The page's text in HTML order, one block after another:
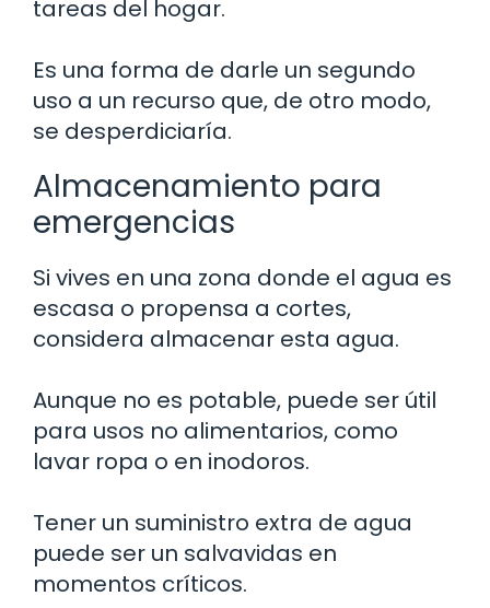
tareas del hogar.
Es una forma de darle un segundo
uso a un recurso que, de otro modo,
se desperdiciaría.
Almacenamiento para
emergencias
Si vives en una zona donde el agua es
escasa o propensa a cortes,
considera almacenar esta agua.
Aunque no es potable, puede ser útil
para usos no alimentarios, como
lavar ropa o en inodoros.
Tener un suministro extra de agua
puede ser un salvavidas en
momentos críticos.